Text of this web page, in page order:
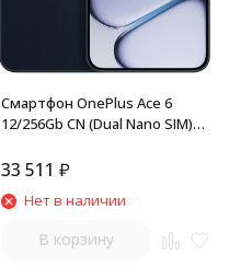
Смартфон OnePlus Ace 6
12/256Gb CN (Dual Nano SIM)
33 511 ₽
Нет в наличии
В корзину